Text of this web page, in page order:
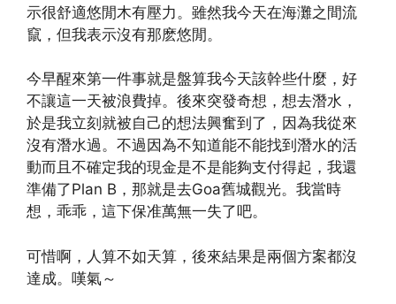
示很舒適悠閒木有壓力。雖然我今天在海灘之間流
竄，但我表示沒有那麽悠閒。
今早醒來第一件事就是盤算我今天該幹些什麼，好
不讓這一天被浪費掉。後來突發奇想，想去潛水，
於是我立刻就被自己的想法興奮到了，因為我從來
沒有潛水過。不過因為不知道能不能找到潛水的活
動而且不確定我的現金是不是能夠支付得起，我還
準備了Plan B，那就是去Goa舊城觀光。我當時
想，乖乖，這下保准萬無一失了吧。
可惜啊，人算不如天算，後來結果是兩個方案都沒
達成。嘆氣～